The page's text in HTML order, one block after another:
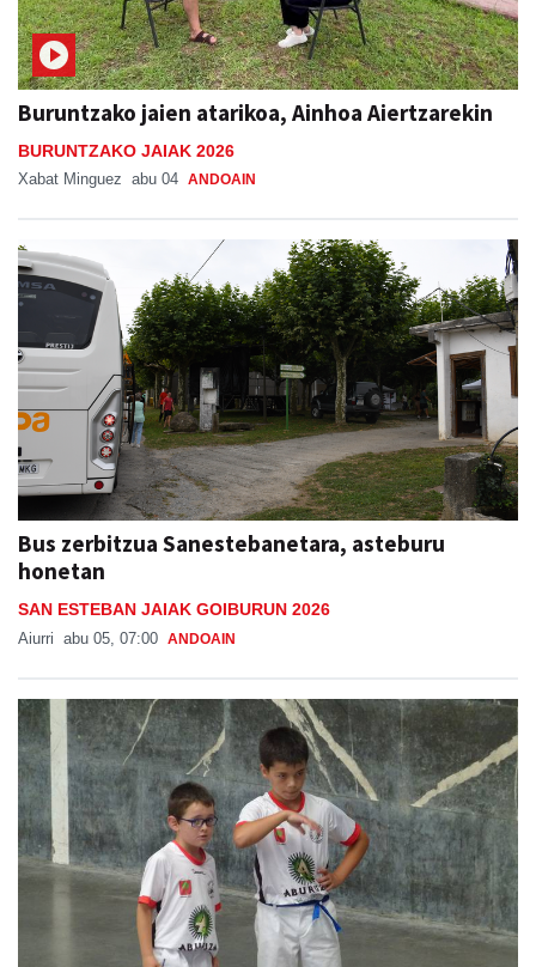
Buruntzako jaien atarikoa, Ainhoa Aiertzarekin
BURUNTZAKO JAIAK 2026
Xabat Minguez abu 04 ANDOAIN
Bus zerbitzua Sanestebanetara, asteburu
honetan
SAN ESTEBAN JAIAK GOIBURUN 2026
Aiurri abu 05, 07:00 ANDOAIN